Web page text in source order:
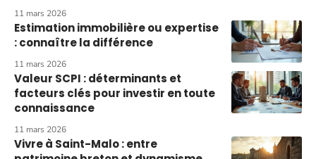
11 mars 2026
Estimation immobilière ou expertise
: connaître la différence
11 mars 2026
Valeur SCPI : déterminants et
facteurs clés pour investir en toute
connaissance
11 mars 2026
Vivre à Saint-Malo : entre